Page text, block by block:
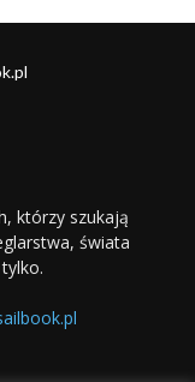
którzy szukają
świata